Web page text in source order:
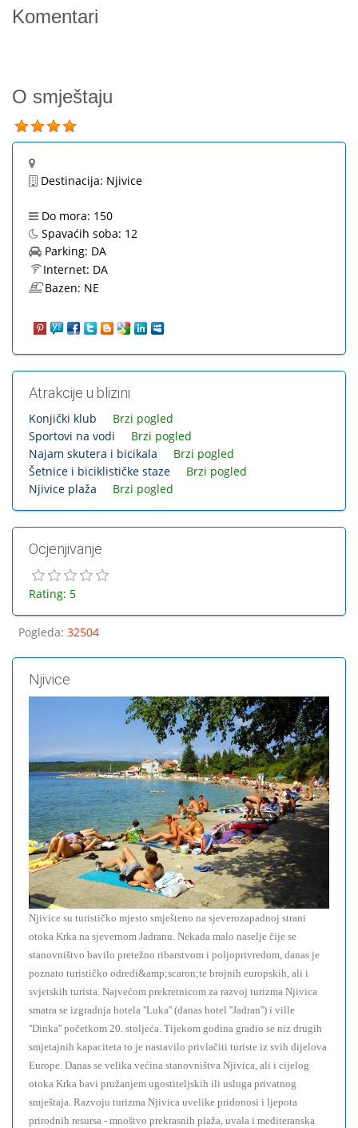
Komentari
O smještaju
Destinacija: Njivice
Do mora: 150
Spavaćih soba: 12
Parking: DA
Internet: DA
Bazen: NE
Atrakcije u blizini
Konjički klub
Brzi pogled
Sportovi na vodi
Brzi pogled
Najam skutera i bicikala
Brzi pogled
Šetnice i biciklističke staze
Brzi pogled
Njivice plaža
Brzi pogled
Ocjenjivanje
Rating: 5
Pogleda: 32504
Njivice
Njivice su turističko mjesto smješteno na sjeverozapadnoj strani
otoka Krka na sjevernom Jadranu. Nekada malo naselje čije se
stanovništvo bavilo pretežno ribarstvom i poljoprivredom, danas je
poznato turističko odredi&amp;scaron;te brojnih europskih, ali i
svjetskih turista. Najvećom prekretnicom za razvoj turizma Njivica
smatra se izgradnja hotela ''Luka'' (danas hotel ''Jadran'') i ville
''Dinka'' početkom 20. stoljeća. Tijekom godina gradio se niz drugih
smjetajnih kapaciteta to je nastavilo privlačiti turiste iz svih dijelova
Europe. Danas se velika većina stanovništva Njivica, ali i cijelog
otoka Krka bavi pružanjem ugostiteljskih ili usluga privatnog
smještaja. Razvoju turizma Njivica uvelike pridonosi i ljepota
prirodnih resursa - mnoštvo prekrasnih plaža, uvala i mediteranska